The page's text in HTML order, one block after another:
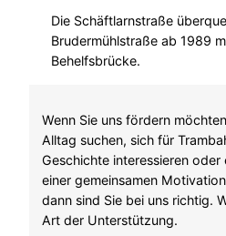
Die Schäftlarnstraße
Brudermühlstraße ab 1989
Behelfsbrücke.
Wenn Sie uns fördern
Alltag suchen, sich für
Geschichte interessieren
einer gemeinsamen
dann sind Sie bei uns richtig.
Art der Unterstützung.